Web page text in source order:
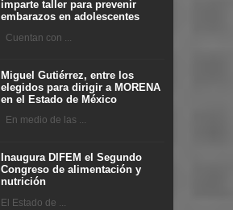
imparte taller para prevenir
embarazos en adolescentes
Cuentan con ...
Miguel Gutiérrez, entre los
elegidos para dirigir a MORENA
en el Estado de México
En medio de las ...
Inaugura DIFEM el Segundo
Congreso de alimentación y
nutrición
El Estado de ...